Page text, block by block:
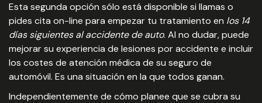
Esta segunda opción sólo está disponible si llamas o
pides cita on-line para empezar tu tratamiento en los 14
días siguientes al accidente de auto. Al no dudar, puede
mejorar su experiencia de lesiones por accidente e incluir
los costes de atención médica de su seguro de
automóvil. Es una situación en la que todos ganan.
Independientemente de cómo planee que se cubra su